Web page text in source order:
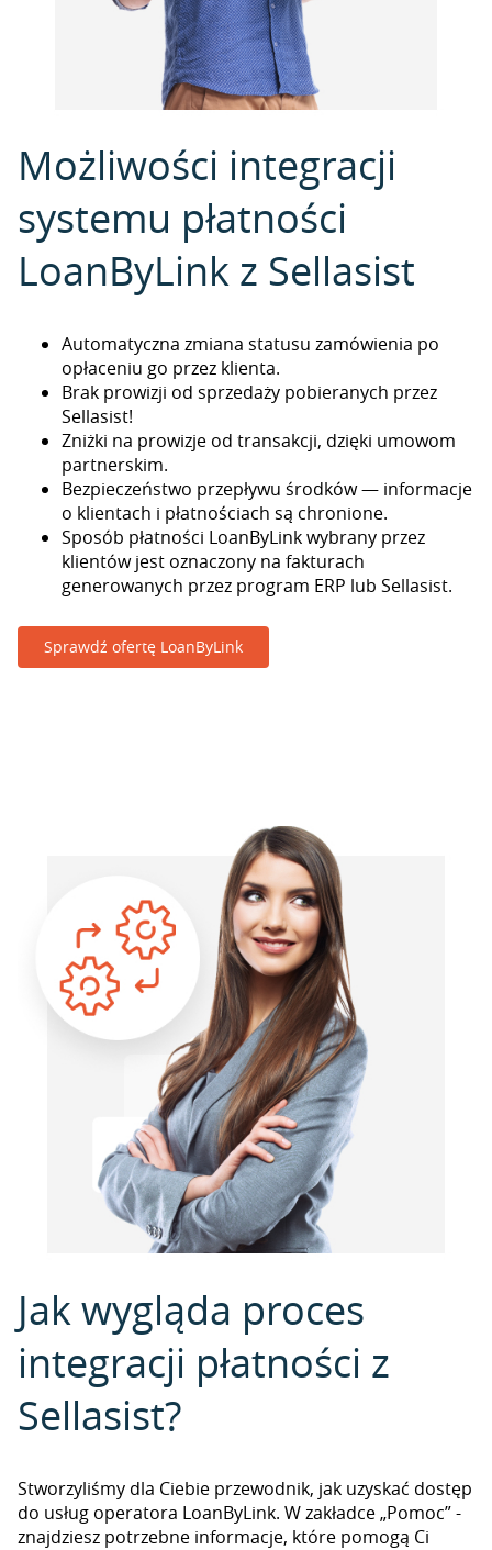
Możliwości integracji
systemu płatności
LoanByLink z Sellasist
Automatyczna zmiana statusu zamówienia po
opłaceniu go przez klienta.
Brak prowizji od sprzedaży pobieranych przez
Sellasist!
Zniżki na prowizje od transakcji, dzięki umowom
partnerskim.
Bezpieczeństwo przepływu środków — informacje
o klientach i płatnościach są chronione.
Sposób płatności LoanByLink wybrany przez
klientów jest oznaczony na fakturach
generowanych przez program ERP lub Sellasist.
Sprawdź ofertę LoanByLink
Jak wygląda proces
integracji płatności z
Sellasist?
Stworzyliśmy dla Ciebie przewodnik, jak uzyskać dostęp
do usług operatora LoanByLink. W zakładce „Pomoc” -
znajdziesz potrzebne informacje, które pomogą Ci